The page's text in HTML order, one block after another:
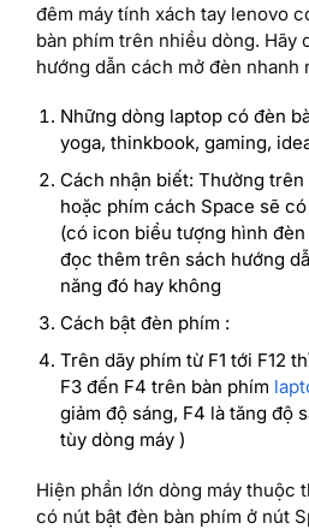
đêm máy tính xách tay lenovo
bàn phím trên nhiều dòng. Hãy
hướng dẫn cách mở đèn nhanh
Những dòng laptop có đèn
yoga, thinkbook, gaming,
Cách nhận biết: Thường trên
hoặc phím cách Space sẽ
(có icon biểu tượng hình
đọc thêm trên sách hướng
năng đó hay không
Cách bật đèn phím :
Trên dãy phím từ F1 tới F12
F3 đến F4 trên bàn phím
giảm độ sáng, F4 là tăng độ
tùy dòng máy )
Hiện phần lớn dòng máy thuộc
có nút bật đèn bàn phím ở nút